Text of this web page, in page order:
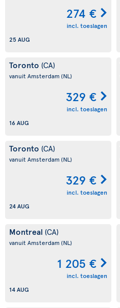
274 €
incl. toeslagen
25 AUG
Toronto (CA)
vanuit Amsterdam(NL)
329 €
incl. toeslagen
16 AUG
Toronto (CA)
vanuit Amsterdam(NL)
329 €
incl. toeslagen
24 AUG
Montreal (CA)
vanuit Amsterdam(NL)
1 205 €
incl. toeslagen
14 AUG